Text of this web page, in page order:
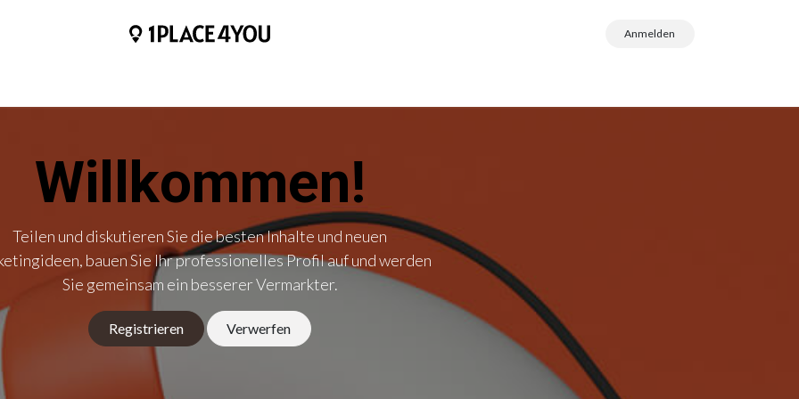
Anmelden
Willkommen!
Teilen und diskutieren Sie die besten Inhalte und neuen
bauen Sie Ihr professionelles Profil auf und werden
Sie gemeinsam ein besserer Vermarkter.
Registrieren Verwerfen